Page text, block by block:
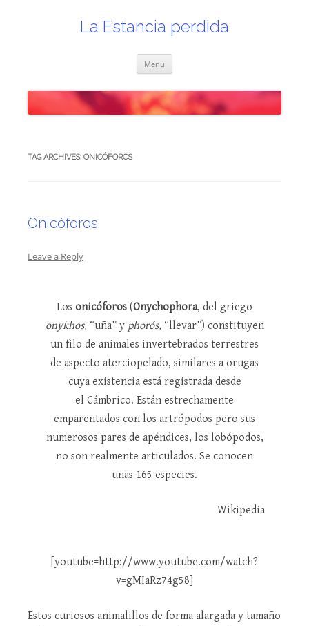
La Estancia perdida
Menu
TAG ARCHIVES: ONICÓFOROS
Onicóforos
Leave a Reply
Los onicóforos (Onychophora, del griego
onykhos, “uña” y phorós, “llevar”) constituyen
un filo de animales invertebrados terrestres
de aspecto aterciopelado, similares a orugas
cuya existencia está registrada desde
el Cámbrico. Están estrechamente
emparentados con los artrópodos pero sus
numerosos pares de apéndices, los lobópodos,
no son realmente articulados. Se conocen
unas 165 especies.
Wikipedia
[youtube=http://www.youtube.com/watch?
v=gMIaRz74g58]
Estos curiosos animalillos de forma alargada y tamaño